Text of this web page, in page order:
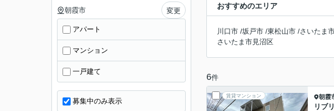
おすすめのエリア
川口市 /坂戸市 /東松山市 /さいたま
さいたま市見沼区
6件
賃貸マンション 朝霞
リブ
朝霞市 変更
アパート
マンション
一戸建て
募集中のみ表示